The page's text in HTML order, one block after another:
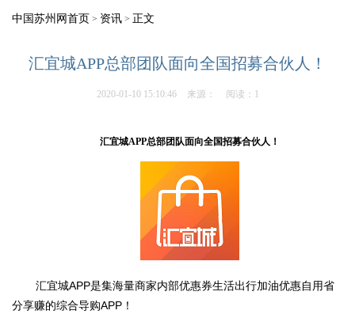
中国苏州网首页 > 资讯 > 正文
汇宜城APP总部团队面向全国招募合伙人！
2020-01-10 15:10:46 来源： 阅读：1
汇宜城APP总部团队面向全国招募合伙人！
汇宜城APP是集海量商家内部优惠券生活出行加油优惠自用省
分享赚的综合导购APP！